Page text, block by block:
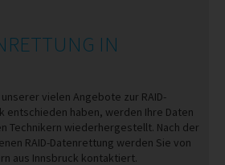
IN
vielen Angebote zur RAID-
entschieden haben, werden Ihre Daten
Technikern wiederhergestellt. Nach der
RAID-Datenrettung werden Sie von
aus Innsbruck kontaktiert.